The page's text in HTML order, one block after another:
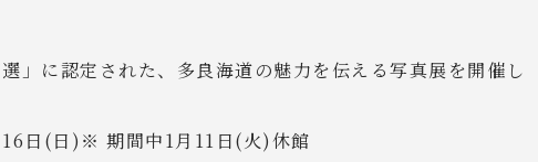
」に認定された、多良海道の魅力を伝える写真展を開催し
日(日)※ 期間中1月11日(火)休館